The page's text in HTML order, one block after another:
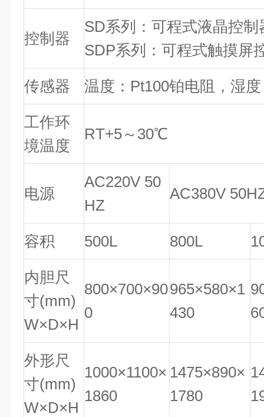
控制器
SD系列：可程式液晶控制
SDP系列：可程式触摸屏
传感器 温度：Pt100铂电阻，湿
工作环
境温度
RT+5～30℃
电源
AC220V 50
HZ
AC380V
容积 500L 800L
内胆尺
寸(mm)
W×D×H
800×700×90
0
965×580×1
430
外形尺
寸(mm)
W×D×H
1000×1100×
1860
1475×890×
1780